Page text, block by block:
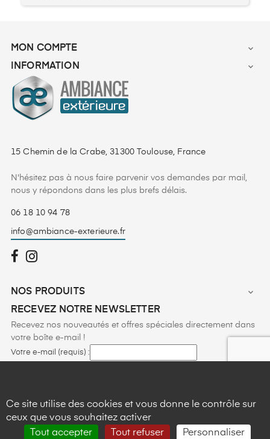
MON COMPTE

INFORMATION

15 Chemin de la Crabe, 31300 Toulouse, France
N'hésitez pas à nous faire parvenir vos demandes par mail,
nous y répondons dans les plus brefs délais.
06 18 10 94 78
info@ambiance-exterieure.fr
NOS PRODUITS

RECEVEZ NOTRE NEWSLETTER
Recevez nos nouveautés et offres spéciales directement dans
votre boîte e-mail !
Votre e-mail (requis) :
en pied de page de nos e-mails.
Cliquez ici pour plus d’informations sur nos
pratiques de confidentialité
4.6starstarstarstarstar_half
Basé sur10avis
Ce site utilise des cookies et vous donne le contrôle sur
ceux que vous souhaitez activer
Tout accepter
Tout refuser Personnaliser